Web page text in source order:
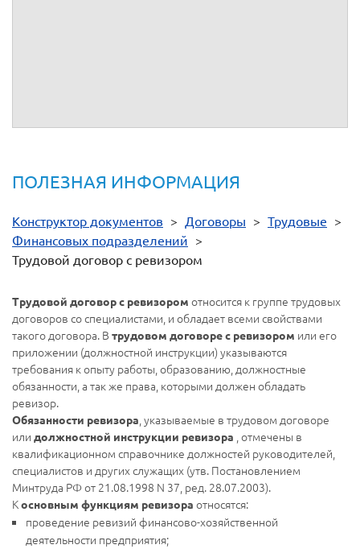
ПОЛЕЗНАЯ ИНФОРМАЦИЯ
Конструктор документов > Договоры > Трудовые >
Финансовых подразделений >
Трудовой договор с ревизором
Трудовой договор с ревизором относится к группе трудовых
договоров со специалистами, и обладает всеми свойствами
такого договора. В трудовом договоре с ревизором или его
приложении (должностной инструкции) указываются
требования к опыту работы, образованию, должностные
обязанности, а так же права, которыми должен обладать
ревизор.
Обязанности ревизора, указываемые в трудовом договоре
или должностной инструкции ревизора , отмечены в
квалификационном справочнике должностей руководителей,
специалистов и других служащих (утв. Постановлением
Минтруда РФ от 21.08.1998 N 37, ред. 28.07.2003).
Косновным функциям ревизора относятся:
проведение ревизий финансово-хозяйственной
деятельности предприятия;